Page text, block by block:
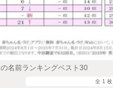
名前ランキングベスト30
全 1 枚